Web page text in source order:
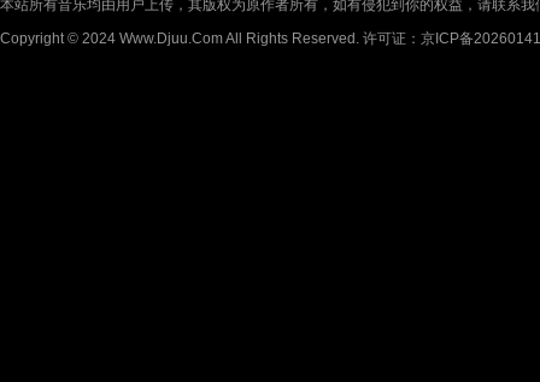
本站所有音乐均由用户上传，其版权为原作者所有，如有侵犯到你的权益，请联系我
Copyright © 2024 Www.Djuu.Com All Rights Reserved. 许可证：京ICP备